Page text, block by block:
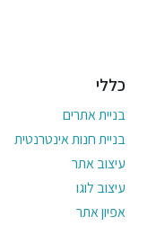
כללי
בניית אתרים
בניית חנות אינטרנטית
עיצוב אתר
עיצוב לוגו
אפיון אתר